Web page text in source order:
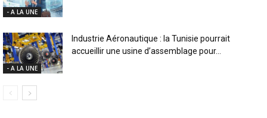
- A LA UNE
- A LA UNE
Industrie Aéronautique : la Tunisie pourrait
accueillir une usine d’assemblage pour...